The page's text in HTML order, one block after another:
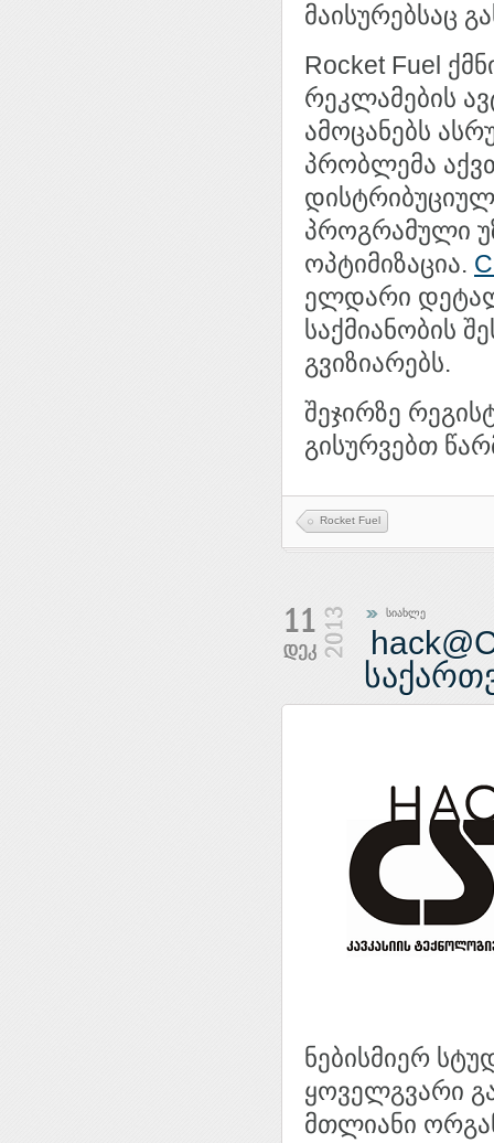
მაისურებსაც
Rocket Fuel
რეკლამების
ამოცანებს
პრობლემა
პროგრამული
ოპტიმიზაცია.
ელდარი
საქმიანობის
გვიზიარებს.
შეჯირზე
გისურვებთ
Rocket Fuel
სიახლე
ნებისმიერ
ყოველგვარი
მთლიანი